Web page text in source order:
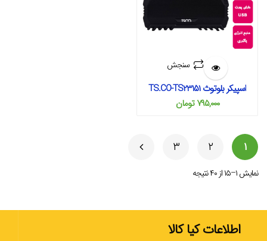
سنجش
اسپیکر بلوتوث TS.CO-TS23151
۷۹۵,۰۰۰ تومان
۱ ۲ ۳
نمایش ۱–۱۵ از ۴۰ نتیجه
اطلاعات کیا کالا